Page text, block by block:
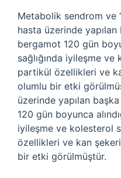
Metabolik sendrom ve
hasta üzerinde yapılan
bergamot 120 gün
sağlığında iyileşme
partikül özellikleri ve
olumlu bir etki
üzerinde yapılan
120 gün boyunca
iyileşme ve kolesterol
özellikleri ve kan
bir etki görülmüştür.